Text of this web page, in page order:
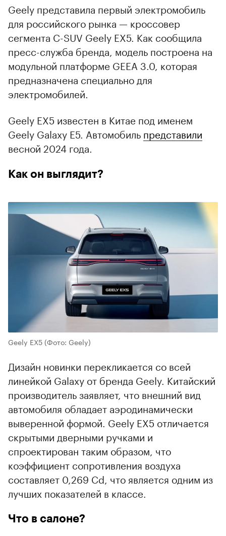
Geely представила первый электромобиль
для российского рынка — кроссовер
сегмента C-SUV Geely EX5. Как сообщила
пресс-служба бренда, модель построена на
модульной платформе GEEA 3.0, которая
предназначена специально для
электромобилей.
Geely EX5 известен в Китае под именем
Geely Galaxy E5. Автомобиль представили
весной 2024 года.
00:00 /
Как он выглядит?
Geely EX5(Фото: Geely)
Дизайн новинки перекликается со всей
линейкой Galaxy от бренда Geely. Китайский
производитель заявляет, что внешний вид
автомобиля обладает аэродинамически
выверенной формой. Geely EX5 отличается
скрытыми дверными ручками и
спроектирован таким образом, что
коэффициент сопротивления воздуха
составляет 0,269 Cd, что является одним из
лучших показателей в классе.
Что в салоне?